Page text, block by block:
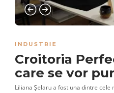
INDUSTRIE
Croitoria
care se vor
Liliana Șelaru a fost una dintre